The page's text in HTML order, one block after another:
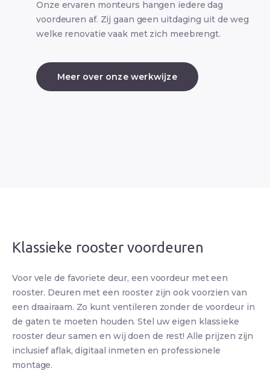
Onze ervaren monteurs hangen iedere dag
voordeuren af. Zij gaan geen uitdaging uit de weg
welke renovatie vaak met zich meebrengt.
Meer over onze werkwijze
Klassieke rooster voordeuren
Voor vele de favoriete deur, een voordeur met een
rooster. Deuren met een rooster zijn ook voorzien van
een draairaam. Zo kunt ventileren zonder de voordeur in
de gaten te moeten houden. Stel uw eigen klassieke
rooster deur samen en wij doen de rest! Alle prijzen zijn
inclusief aflak, digitaal inmeten en professionele
montage.